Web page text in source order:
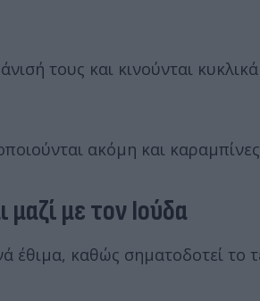
τους και κινούνται
ακόμη και
με τον Ιούδα
έθιμα, καθώς σηματοδοτεί το